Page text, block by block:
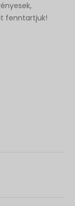
fenntartjuk!